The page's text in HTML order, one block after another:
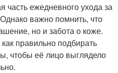
ежедневного ухода за
важно помнить, что
но и забота о коже.
правильно подбирать
чтобы её лицо выглядело